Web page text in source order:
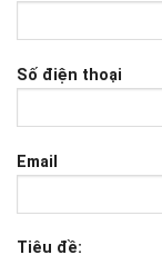
Số điện thoại
Email
Tiêu đề: